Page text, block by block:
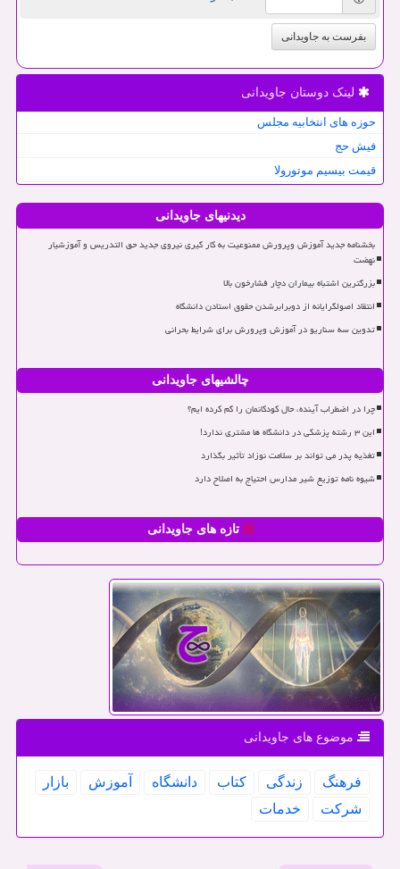
بفرست به جاویدانی
لینک دوستان جاویدانی
حوزه های انتخابیه مجلس
فیش حج
قیمت بیسیم موتورولا
دیدنیهای جاویدانی
بخشنامه جدید آموزش وپرورش ممنوعیت به کار گیری نیروی جدید حق التدریس و آموزشیار
نهضت
بزرگترین اشتباه بیماران دچار فشارخون بالا
انتقاد اصولگرایانه از دوبرابرشدن حقوق استادن دانشگاه
تدوین سه سناریو در آموزش وپرورش برای شرایط بحرانی
چالشیهای جاویدانی
چرا در اضطراب آینده، حال کودکانمان را گم کرده ایم؟
این ۳ رشته پزشکی در دانشگاه ها مشتری ندارد!
تغذیه پدر می تواند بر سلامت نوزاد تأثیر بگذارد
شیوه نامه توزیع شیر مدارس احتیاج به اصلاح دارد
تازه های جاویدانی
موضوع های جاویدانی
فرهنگ زندگی كتاب دانشگاه آموزش
بازار
شركت
خدمات